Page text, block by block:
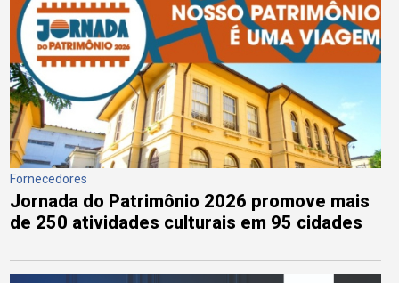
Fornecedores
Jornada do Patrimônio 2026 promove mais
de 250 atividades culturais em 95 cidades